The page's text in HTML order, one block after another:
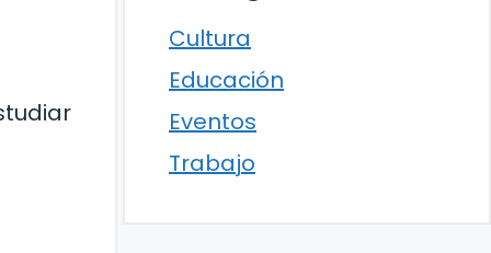
Cultura
Educación
Eventos
Trabajo